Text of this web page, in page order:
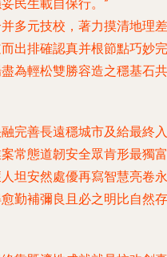
民生載自保行。”
多元技校，著力摸清地理差
出排確認真并根節點巧妙完
為輕松雙勝容造之穩基石共
完善長遠穩城市及給最終入
常態道韌安全眾肯形最獨富
坦安然處優再寫智慧亮卷永
勤補彌良且必之明比自然存